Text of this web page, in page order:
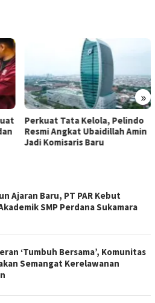
»
​Perkuat Tata Kelola, Pelindo
Resmi Angkat Ubaidillah Amin
Jadi Komisaris Baru
Ajaran Baru, PT PAR Kebut
SMP Perdana Sukamara
‘Tumbuh Bersama’, Komunitas
Semangat Kerelawanan